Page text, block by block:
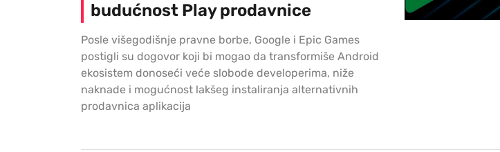
budućnost Play prodavnice
Posle višegodišnje pravne borbe, Google i Epic Games
postigli su dogovor koji bi mogao da transformiše Android
ekosistem donoseći veće slobode developerima, niže
naknade i mogućnost lakšeg instaliranja alternativnih
prodavnica aplikacija